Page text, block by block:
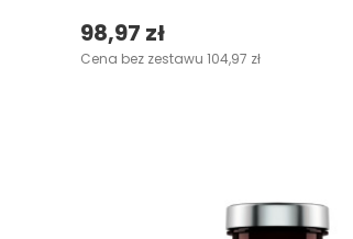
98,97 zł
Cena bez zestawu 104,97 zł